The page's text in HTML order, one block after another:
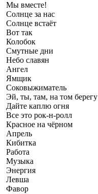
Мы вместе!
Солнце за нас
Солнце встаёт
Вот так
Колобок
Смутные дни
Небо славян
Ангел
Ямщик
Соковыжиматель
Эй, ты, там, на том берегу
Дайте каплю огня
Все это рок-н-ролл
Красное на чёрном
Апрель
Кибитка
Работа
Музыка
Энергия
Левша
Фавор